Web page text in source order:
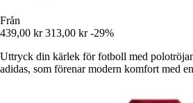
Från
439,00 kr 313,00 kr -29%
Uttryck din kärlek för fotboll med
adidas, som förenar modern komfort med